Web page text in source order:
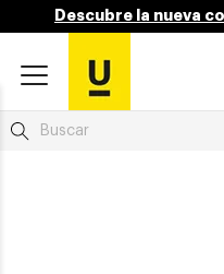
Descubre la nueva